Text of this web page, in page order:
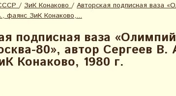
/ ЗиК Конаково / Авторская подписная ваза
фаянс ЗиК Конаково,...
подписная ваза
80», автор Сергеев В.
Конаково, 1980 г.